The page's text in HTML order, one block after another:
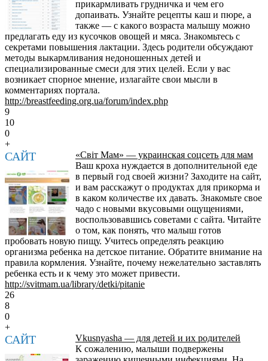
прикармливать грудничка и чем его
допаивать. Узнайте рецепты каш и пюре, а
также — с какого возраста малышу можно
предлагать еду из кусочков овощей и мяса. Знакомьтесь с
секретами повышения лактации. Здесь родители обсуждают
методы выкармливания недоношенных детей и
специализированные смеси для этих целей. Если у вас
возникает спорное мнение, излагайте свои мысли в
комментариях портала.
http://breastfeeding.org.ua/forum/index.php
9
10
0
+
САЙТ
«Світ Мам» — украинская соцсеть для мам
Ваш кроха нуждается в дополнительной еде
в первый год своей жизни? Заходите на сайт,
и вам расскажут о продуктах для прикорма и
в каком количестве их давать. Знакомьте свое
чадо с новыми вкусовыми ощущениями,
воспользовавшись советами с сайта. Читайте
о том, как понять, что малыш готов
пробовать новую пищу. Учитесь определять реакцию
организма ребенка на детское питание. Обратите внимание на
правила кормления. Узнайте, почему нежелательно заставлять
ребенка есть и к чему это может привести.
http://svitmam.ua/library/detki/pitanie
26
8
0
+
САЙТ
Vkusnyasha — для детей и их родителей
К сожалению, малыши подвержены